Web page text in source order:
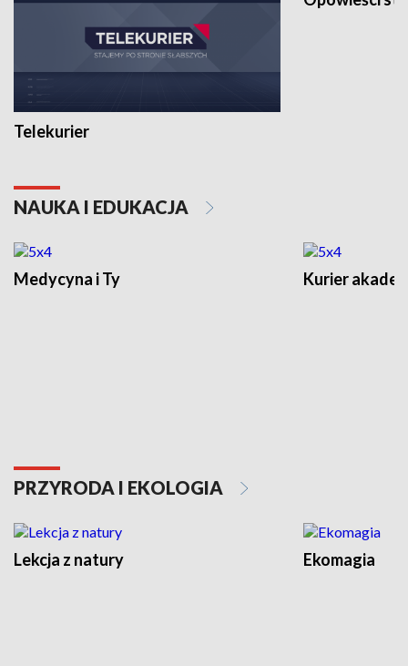
Telekurier
NAUKA I EDUKACJA
Medycyna i Ty Kurier
PRZYRODA I EKOLOGIA
Lekcja z natury Ekomagia